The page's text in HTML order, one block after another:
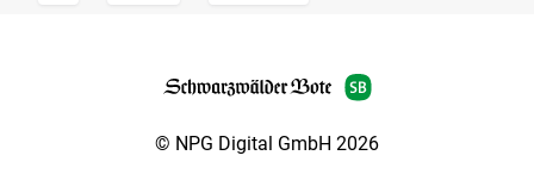
© NPG Digital GmbH 2026